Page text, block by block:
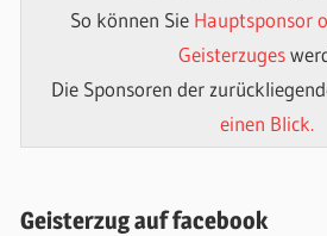
So können Sie Hauptsponsor
Geisterzuges
Die Sponsoren der
einen Blick.
Geisterzug auf facebook